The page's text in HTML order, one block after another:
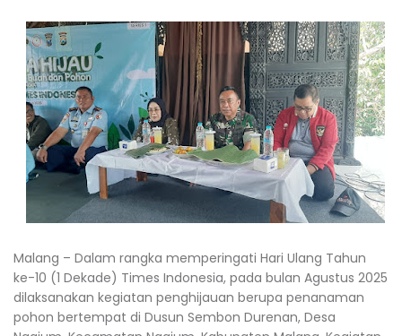
Malang – Dalam rangka memperingati Hari Ulang Tahun
ke-10 (1 Dekade) Times Indonesia, pada bulan Agustus 2025
dilaksanakan kegiatan penghijauan berupa penanaman
pohon bertempat di Dusun Sembon Durenan, Desa